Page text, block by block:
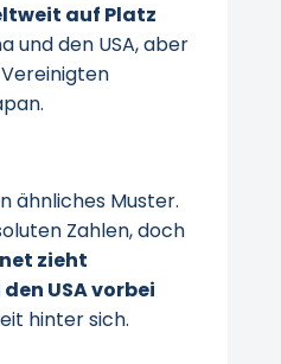
auf Platz
und den USA, aber
ähnliches Muster.
Zahlen, doch
zieht
USA vorbei
hinter sich.